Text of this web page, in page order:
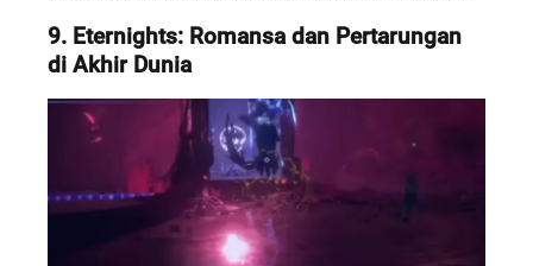
9. Eternights: Romansa dan Pertarungan
di Akhir Dunia